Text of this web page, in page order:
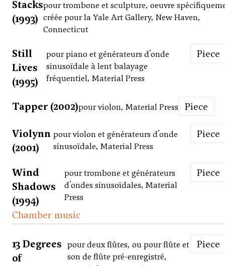
Stacks
(1993)
pour trombone et sculpture, oeuvre
créée pour la Yale Art Gallery, New Haven,
Connecticut
Still
Lives
(1995)
pour piano et générateurs d'onde
sinusoïdale à lent balayage
fréquentiel, Material Press
Piece
Tapper (2002)pour violon, Material Press Piece
Violynn
(2001)
pour violon et générateurs d'onde
sinusoïdale, Material Press
Piece
Wind
Shadows
(1994)
pour trombone et générateurs
d'ondes sinusoïdales, Material
Press
Piece
Chamber music
13 Degrees
of
pour deux flûtes, ou pour flûte et
son de flûte pré-enregistré,
Piece